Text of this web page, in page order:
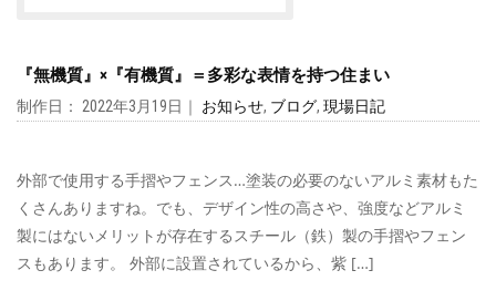
『無機質』×『有機質』＝多彩な表情を持つ住まい
制作日： 2022年3月19日｜ お知らせ, ブログ, 現場日記
外部で使用する手摺やフェンス…塗装の必要のないアルミ素材もた
くさんありますね。でも、デザイン性の高さや、強度などアルミ
製にはないメリットが存在するスチール（鉄）製の手摺やフェン
スもあります。 外部に設置されているから、紫 […]